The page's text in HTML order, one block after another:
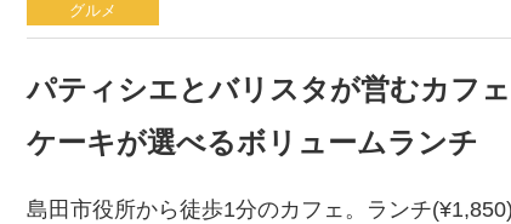
グルメ
パティシエとバリスタが営むカフェ
ケーキが選べるボリュームランチ
島田市役所から徒歩1分のカフェ。ランチ